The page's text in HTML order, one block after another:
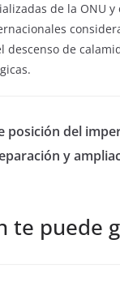
de la ONU y
descenso de
posición del
y
te puede